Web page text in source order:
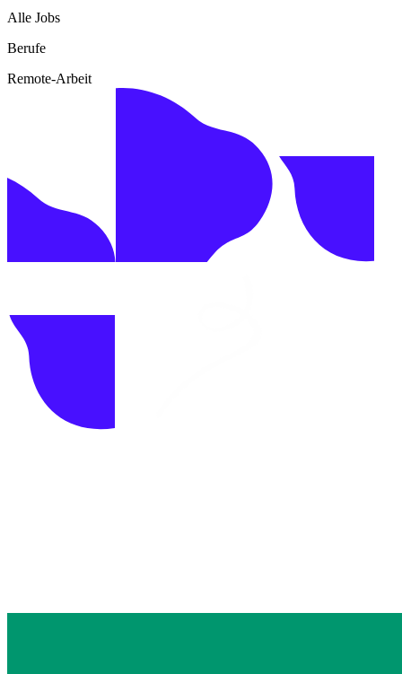
Alle Jobs
Berufe
Remote-Arbeit